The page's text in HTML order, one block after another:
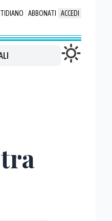
ABBONATI ACCEDI